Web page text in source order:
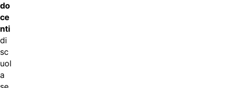
do
ce
nti
di
sc
uol
a